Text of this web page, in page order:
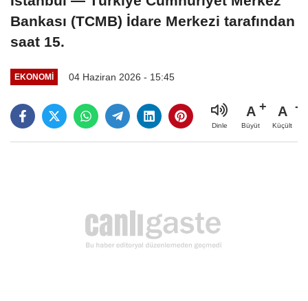
Bankası (TCMB) İdare Merkezi tarafından
saat 15.
EKONOMI 04 Haziran 2026 - 15:45
Dinle
A
Büyüt
A
Küçült